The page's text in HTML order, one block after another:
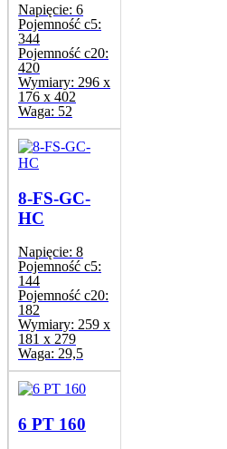
Napięcie: 6
Pojemność c5:
344
Pojemność c20:
420
Wymiary: 296 x
176 x 402
Waga: 52
8-FS-GC-
HC
Napięcie: 8
Pojemność c5:
144
Pojemność c20:
182
Wymiary: 259 x
181 x 279
Waga: 29,5
6 PT 160